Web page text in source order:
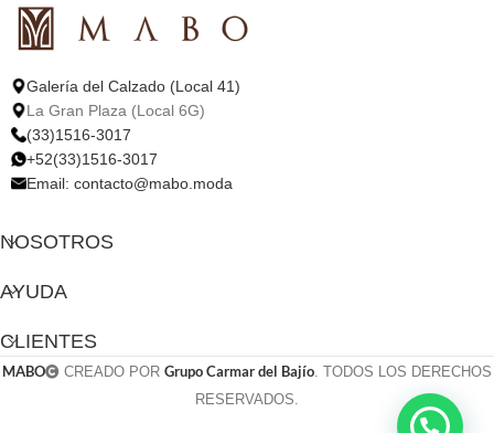
Galería del Calzado (Local 41)
La Gran Plaza (Local 6G)
(33)1516-3017
+52(33)1516-3017
Email: contacto@mabo.moda
NOSOTROS
AYUDA
CLIENTES
MABO CREADO POR Grupo Carmar del Bajío . TODOS LOS DERECHOS
RESERVADOS.